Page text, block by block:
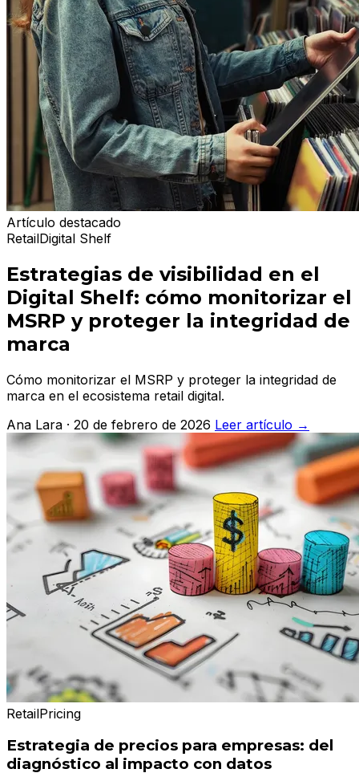
Artículo destacado
RetailDigital Shelf
Estrategias de visibilidad en el
Digital Shelf: cómo monitorizar el
MSRP y proteger la integridad de
marca
Cómo monitorizar el MSRP y proteger la integridad de
marca en el ecosistema retail digital.
Ana Lara · 20 de febrero de 2026 Leer artículo →
RetailPricing
Estrategia de precios para empresas: del
diagnóstico al impacto con datos